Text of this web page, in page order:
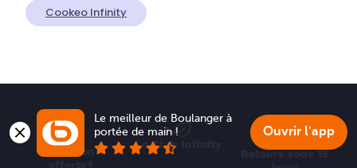
Cookeo Infinity
Livraison
Le Club Infinity
Retours sous 15
Le meilleur de Boulanger à
portée de main !
Ouvrir l'app